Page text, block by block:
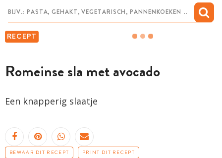
RECEPT
Romeinse sla met avocado
Een knapperig slaatje
BEWAAR DIT RECEPT PRINT DIT RECEPT
MIJN BEWAARDE RECEPTEN